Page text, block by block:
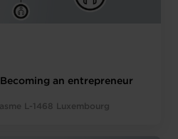
an entrepreneur
L-1468 Luxembourg